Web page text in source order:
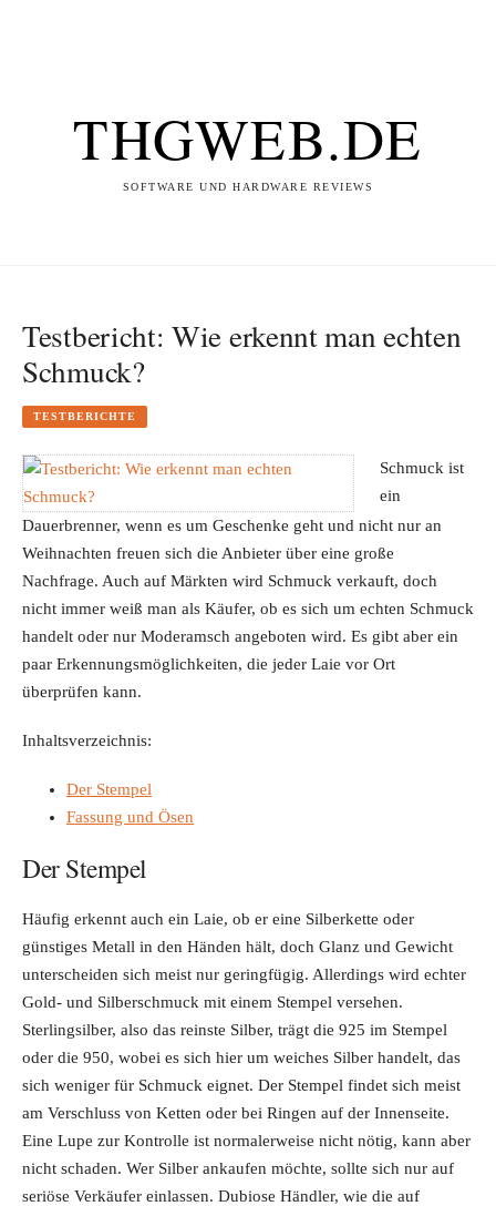
THGWEB.DE
SOFTWARE UND HARDWARE REVIEWS
Testbericht: Wie erkennt man echten
Schmuck?
TESTBERICHTE
Schmuck ist
ein
Dauerbrenner, wenn es um Geschenke geht und nicht nur an
Weihnachten freuen sich die Anbieter über eine große
Nachfrage. Auch auf Märkten wird Schmuck verkauft, doch
nicht immer weiß man als Käufer, ob es sich um echten Schmuck
handelt oder nur Moderamsch angeboten wird. Es gibt aber ein
paar Erkennungsmöglichkeiten, die jeder Laie vor Ort
überprüfen kann.
Inhaltsverzeichnis:
Der Stempel
Fassung und Ösen
Der Stempel
Häufig erkennt auch ein Laie, ob er eine Silberkette oder
günstiges Metall in den Händen hält, doch Glanz und Gewicht
unterscheiden sich meist nur geringfügig. Allerdings wird echter
Gold- und Silberschmuck mit einem Stempel versehen.
Sterlingsilber, also das reinste Silber, trägt die 925 im Stempel
oder die 950, wobei es sich hier um weiches Silber handelt, das
sich weniger für Schmuck eignet. Der Stempel findet sich meist
am Verschluss von Ketten oder bei Ringen auf der Innenseite.
Eine Lupe zur Kontrolle ist normalerweise nicht nötig, kann aber
nicht schaden. Wer Silber ankaufen möchte, sollte sich nur auf
seriöse Verkäufer einlassen. Dubiose Händler, wie die auf